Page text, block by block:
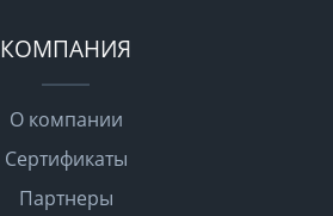
КОМПАНИЯ
О компании
Сертификаты
Партнеры